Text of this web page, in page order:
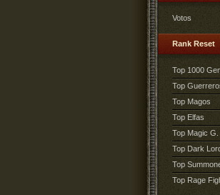
Votos
Rank Reset
Top 1000
Top
Top Magos
Top Elfas
Top Magic G.
Top Dark
Top
Top Rage